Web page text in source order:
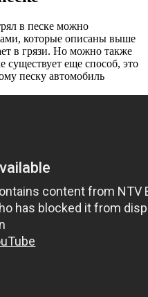
в песке можно
которые описаны выше
в грязи. Но можно также
существует еще способ, это
песку автомобиль